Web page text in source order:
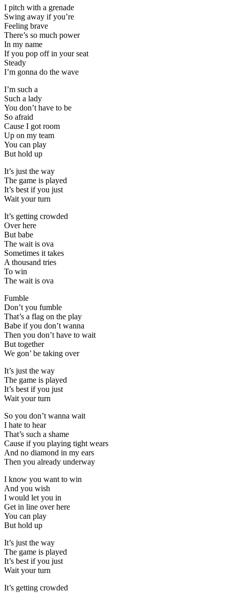
I pitch with a grenade
Swing away if you’re
Feeling brave
There’s so much power
In my name
If you pop off in your seat
Steady
I’m gonna do the wave
I’m such a
Such a lady
You don’t have to be
So afraid
Cause I got room
Up on my team
You can play
But hold up
It’s just the way
The game is played
It’s best if you just
Wait your turn
It’s getting crowded
Over here
But babe
The wait is ova
Sometimes it takes
A thousand tries
To win
The wait is ova
Fumble
Don’t you fumble
That’s a flag on the play
Babe if you don’t wanna
Then you don’t have to wait
But together
We gon’ be taking over
It’s just the way
The game is played
It’s best if you just
Wait your turn
So you don’t wanna wait
I hate to hear
That’s such a shame
Cause if you playing tight wears
And no diamond in my ears
Then you already underway
I know you want to win
And you wish
I would let you in
Get in line over here
You can play
But hold up
It’s just the way
The game is played
It’s best if you just
Wait your turn
It’s getting crowded